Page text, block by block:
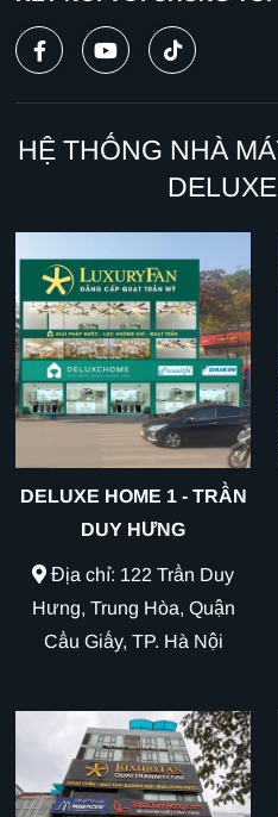
HỆ THỐNG NHÀ
DELUXE HOME 1 - TRẦN
DUY HƯNG
Địa chỉ: 122 Trần Duy
Hưng, Trung Hòa, Quận
Cầu Giấy, TP. Hà Nội